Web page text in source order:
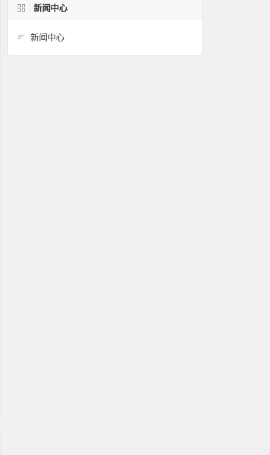
新闻中心
新闻中心